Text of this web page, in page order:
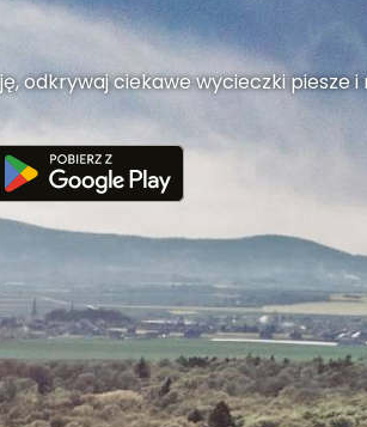
odkrywaj ciekawe wycieczki piesze